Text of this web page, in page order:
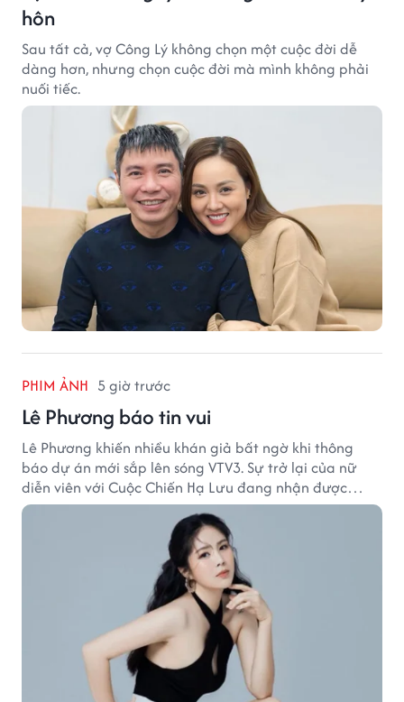
hôn
Sau tất cả, vợ Công Lý không chọn một cuộc đời dễ
dàng hơn, nhưng chọn cuộc đời mà mình không phải
nuối tiếc.
PHIM ẢNH 5 giờ trước
Lê Phương báo tin vui
Lê Phương khiến nhiều khán giả bất ngờ khi thông
báo dự án mới sắp lên sóng VTV3. Sự trở lại của nữ
diễn viên với Cuộc Chiến Hạ Lưu đang nhận được
nhiều sự quan tâm.